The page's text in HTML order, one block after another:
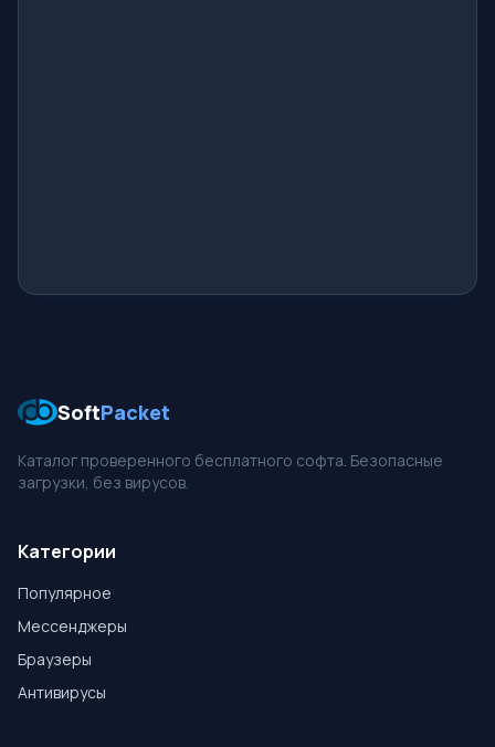
SoftPacket
Каталог проверенного бесплатного софта. Безопасные
загрузки, без вирусов.
Категории
Популярное
Мессенджеры
Браузеры
Антивирусы